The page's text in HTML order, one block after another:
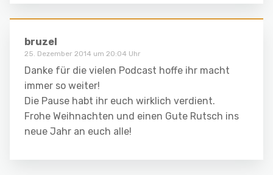
bruzel
25. Dezember 2014 um 20:04 Uhr
Danke für die vielen Podcast hoffe ihr macht
immer so weiter!
Die Pause habt ihr euch wirklich verdient.
Frohe Weihnachten und einen Gute Rutsch ins
neue Jahr an euch alle!